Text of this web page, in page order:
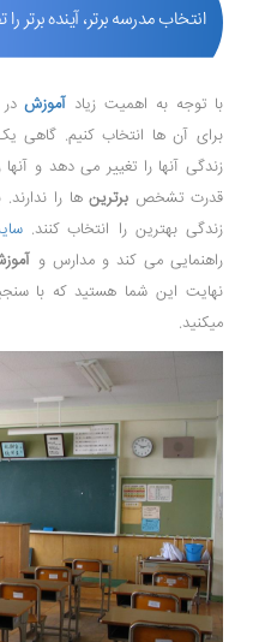
انتخاب مدرسه برتر، آینده برتر
با توجه به اهمیت زیاد آموزشدر
برای آن ها انتخاب کنیم. گاهی
زندگی آنها را تغییر می دهد و
قدرت تشخص برترینها را
زندگی بهترین را انتخاب کنند.
راهنمایی می کند و مدارس و
نهایت این شما هستید که با
میکنید.